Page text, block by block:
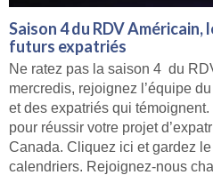
Saison 4 du RDV Américain,
futurs expatriés
Ne ratez pas la saison 4 du
mercredis, rejoignez l’équipe
et des expatriés qui
pour réussir votre projet
Canada. Cliquez ici et gardez
calendriers. Rejoignez-nous